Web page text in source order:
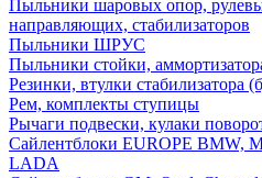
Пыльники шаровых опор,
направляющих, стабилизаторов
Пыльники ШРУС
Пыльники стойки,
Резинки, втулки стабилизатора
Рем, комплекты ступицы
Рычаги подвески, кулаки
Сайлентблоки EUROPE BMW,
LADA